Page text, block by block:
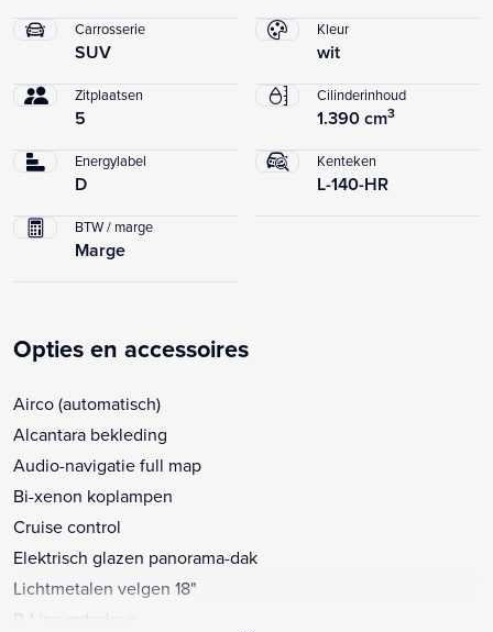
Carrosserie
SUV
Kleur
wit
Zitplaatsen
5
Cilinderinhoud
1.390 cm3
Energylabel
D
Kenteken
L-140-HR
BTW / marge
Marge
Opties en accessoires
Airco (automatisch)
Alcantara bekleding
Audio-navigatie full map
Bi-xenon koplampen
Cruise control
Elektrisch glazen panorama-dak
Lichtmetalen velgen 18"
R-Line exterieur